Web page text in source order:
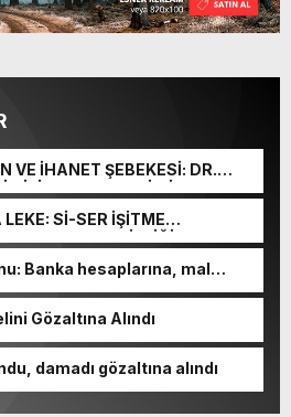
VE İHANET ŞEBEKESİ: DR.
İŞİTME MERKEZİ’NİN SGK
Sİ-SER İŞİTME
UMUT TACİRLİĞİ
Banka hesaplarına, mal
Gözaltına Alındı
damadı gözaltına alındı